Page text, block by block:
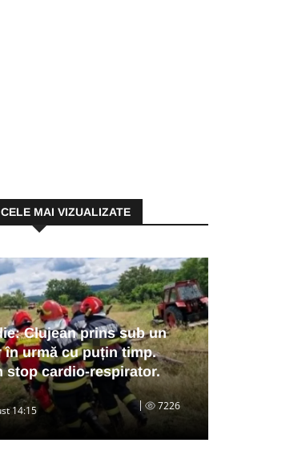
MAI VIZUALIZATE
Clujean prins sub un
în urmă cu puțin timp.
stop cardio-respirator.
14:15 7226